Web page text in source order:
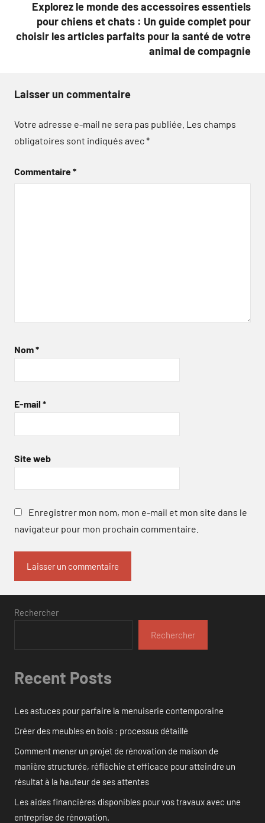
Explorez le monde des accessoires essentiels
pour chiens et chats : Un guide complet pour
choisir les articles parfaits pour la santé de votre
animal de compagnie
Laisser un commentaire
Votre adresse e-mail ne sera pas publiée. Les champs
obligatoires sont indiqués avec*
Commentaire*
Nom*
E-mail *
Site web
Enregistrer mon nom, mon e-mail et mon site dans le
navigateur pour mon prochain commentaire.
Rechercher
Rechercher
Recent Posts
Les astuces pour parfaire la menuiserie contemporaine
Créer des meubles en bois : processus détaillé
Comment mener un projet de rénovation de maison de
manière structurée, réfléchie et efficace pour atteindre un
résultat à la hauteur de ses attentes
Les aides financières disponibles pour vos travaux avec une
entreprise de rénovation.